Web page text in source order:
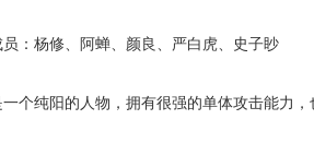
杨修、阿蝉、颜良、严白虎、史子眇
纯阳的人物，拥有很强的单体攻击能力，